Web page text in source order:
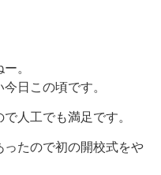
。
日この頃です。
人工でも満足です。
たので初の開校式をや